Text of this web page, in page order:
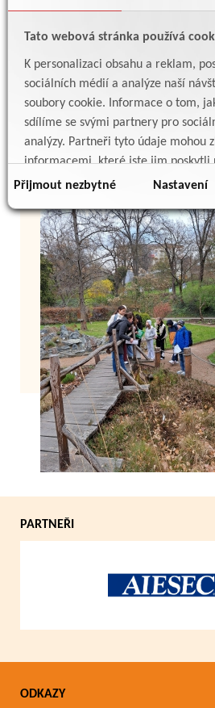
Tato webová stránka používá
K personalizaci obsahu a reklam,
sociálních médií a analýze naší
soubory cookie. Informace o tom,
sdílíme se svými partnery pro
analýzy. Partneři tyto údaje mohou
informacemi, které jste jim poskytli
důsledku toho, že používáte jejich
Přijmout nezbytné Nastavení
PARTNEŘI
ODKAZY